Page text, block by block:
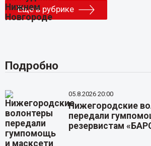
Еще в рубрике
Подробно
05.8.2026 20:00
Нижегородские
передали
резервистам